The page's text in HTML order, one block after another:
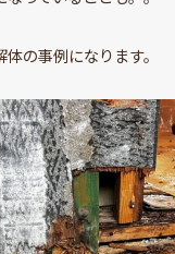
の事例になります。